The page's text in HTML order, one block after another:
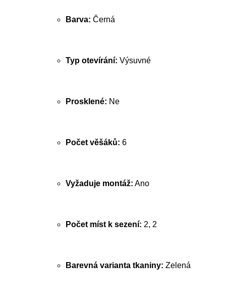
Barva: Černá
Typ otevírání: Výsuvné
Prosklené: Ne
Počet věšáků: 6
Vyžaduje montáž: Ano
Počet míst k sezení: 2, 2
Barevná varianta tkaniny: Zelená